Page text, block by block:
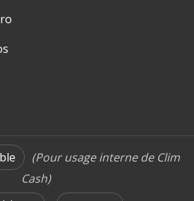
(Pour usage interne de Clim
Cash)